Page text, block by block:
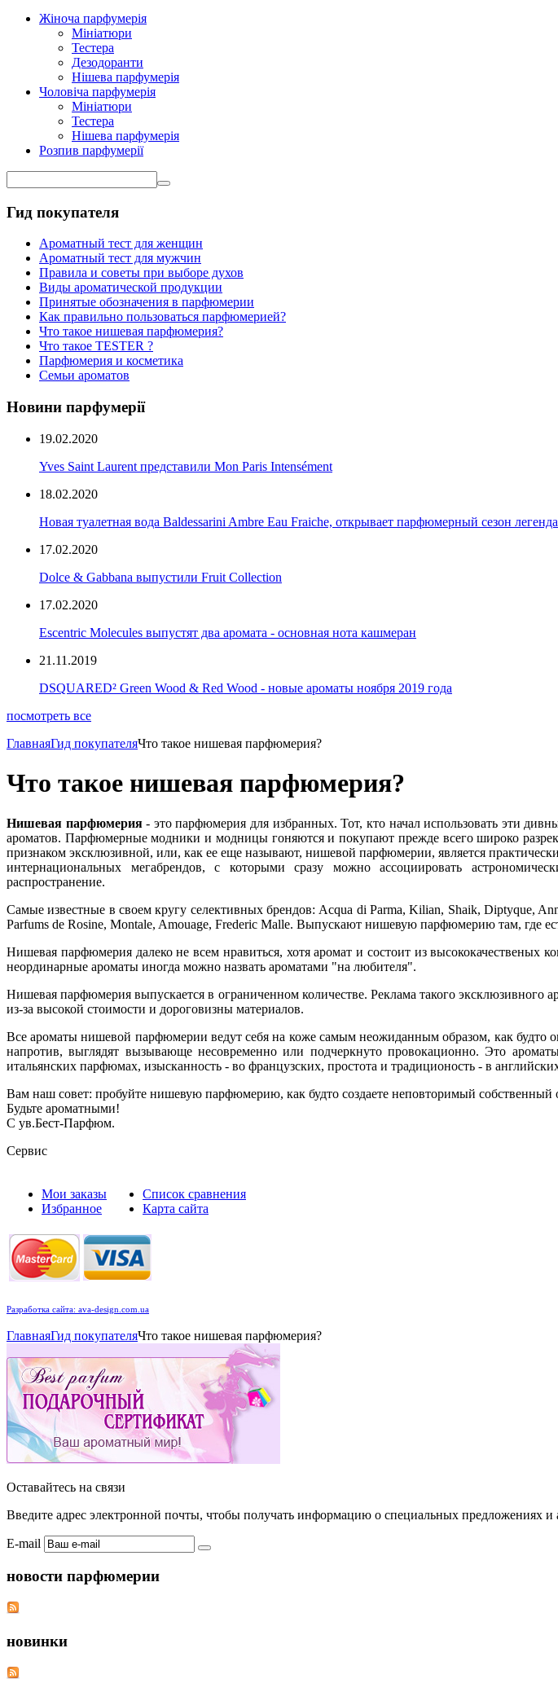
Жіноча парфумерія
Мініатюри
Тестера
Дезодоранти
Нішева парфумерія
Чоловіча парфумерія
Мініатюри
Тестера
Нішева парфумерія
Розпив парфумерії
Гид покупателя
Ароматный тест для женщин
Ароматный тест для мужчин
Правила и советы при выборе духов
Виды ароматической продукции
Принятые обозначения в парфюмерии
Как правильно пользоваться парфюмерией?
Что такое нишевая парфюмерия?
Что такое TESTER ?
Парфюмерия и косметика
Семьи ароматов
Новини парфумерії
19.02.2020
Yves Saint Laurent представили Mon Paris Intensément
18.02.2020
Новая туалетная вода Baldessarini Ambre Eau Fraiche, открывает парфюмерный сезон
17.02.2020
Dolce & Gabbana выпустили Fruit Collection
17.02.2020
Escentric Molecules выпустят два аромата - основная нота кашмеран
21.11.2019
DSQUARED² Green Wood & Red Wood - новые ароматы ноября 2019 года
посмотреть все
ГлавнаяГид покупателяЧто такое нишевая парфюмерия?
Что такое нишевая парфюмерия?
Нишевая парфюмерия- это парфюмерия для избранных. Тот, кто начал использовать эти
ароматов. Парфюмерные модники и модницы гоняются и покупают прежде всего широко
признаком эксклюзивной, или, как ее еще называют, нишевой парфюмерии, является
интер­нацио­наль­ных мега­брендов, с которыми сразу можно ассоциировать
распространение.
Самые известные в своем кругу селективных брендов: Acqua di Parma, Kilian, Shaik, Diptyque,
Parfums de Rosine, Montale, Amouage, Frederic Malle. Выпускают нишевую парфюмерию там,
Нишевая парфюмерия далеко не всем нравиться, хотя аромат и состоит из
неординарные ароматы иногда можно назвать ароматами "на любителя".
Нишевая парфюмерия выпускается в ограниченном количестве. Реклама такого
из-за высокой стоимости и дороговизны материалов.
Все ароматы нишевой парфюмерии ведут себя на коже самым неожиданным образом, как
напротив, выглядят вызывающе несовременно или подчеркнуто провокационно. Это
итальянских парфюмах, изысканность - во французских, простота и традиционость - в
Вам наш совет: пробуйте нишевую парфюмерию, как будто создаете неповторимый собственный
Будьте ароматными!
С ув.Бест-Парфюм.
Сервис
Мои заказы
Избранное
Список сравнения
Карта сайта
Разработка сайта: ava-design.com.ua
ГлавнаяГид покупателяЧто такое нишевая парфюмерия?
Оставайтесь на связи
Введите адрес электронной почты, чтобы получать информацию о специальных предложениях и
E-mail
новости парфюмерии
новинки